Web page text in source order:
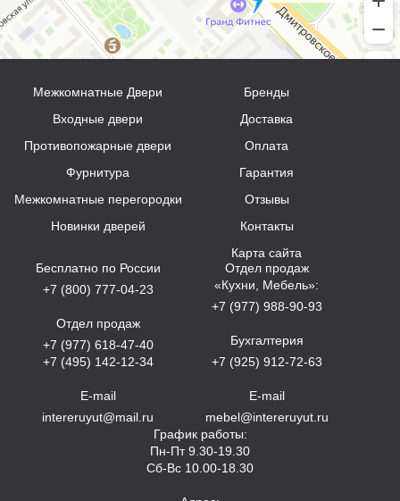
Межкомнатные Двери
Входные двери
Противопожарные двери
Фурнитура
Межкомнатные перегородки
Новинки дверей
Бренды
Доставка
Оплата
Гарантия
Отзывы
Контакты
Карта сайта
Бесплатно по России
+7 (800) 777-04-23
Отдел продаж
+7 (977) 618-47-40
+7 (495) 142-12-34
E-mail
intereruyut@mail.ru
Отдел продаж
«Кухни, Мебель»:
+7 (977) 988-90-93
Бухгалтерия
+7 (925) 912-72-63
E-mail
mebel@intereruyut.ru
График работы:
Пн-Пт 9.30-19.30
Сб-Вс 10.00-18.30